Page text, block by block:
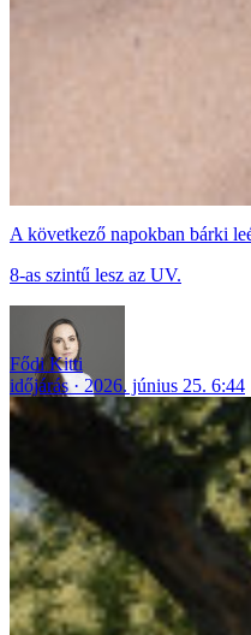
A következő napokban bárki
8-as szintű lesz az UV.
Fődi Kitti
időjárás
2026. június 25. 6:44